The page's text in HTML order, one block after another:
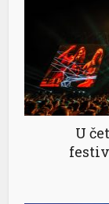
U